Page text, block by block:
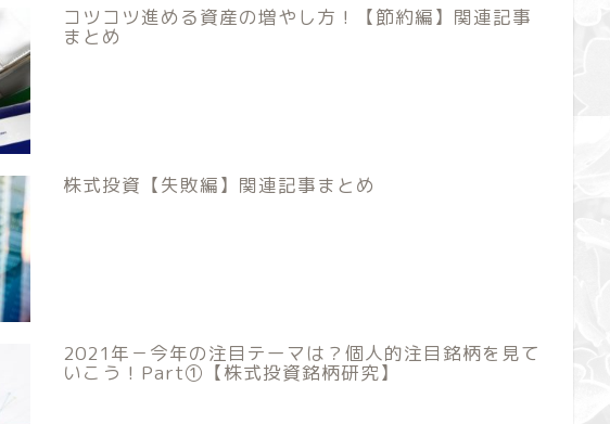
コツコツ進める資産の増やし方！【節約編】関連記事
まとめ
株式投資【失敗編】関連記事まとめ
2021年－今年の注目テーマは？個人的注目銘柄を見て
いこう！Part①【株式投資銘柄研究】